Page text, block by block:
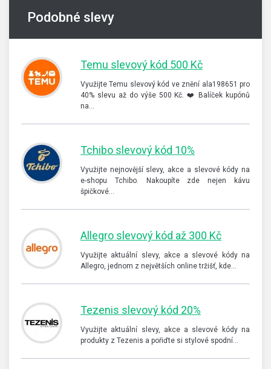
Podobné slevy
Temu slevový kód 500 Kč
Využijte Temu slevový kód ve znění ala198651 pro
40% slevu až do výše 500 Kč. ❤️ Balíček kupónů
na…
Tchibo slevový kód 10%
Využijte nejnovější slevy, akce a slevové kódy na
e-shopu Tchibo. Nakoupíte zde nejen kávu
špičkové…
Allegro slevový kód až 300 Kč
Využijte aktuální slevy, akce a slevové kódy na
Allegro, jednom z největších online tržišť, kde…
Tezenis slevový kód 20%
Využijte aktuální slevy, akce a slevové kódy na
produkty z Tezenis a pořiďte si stylové spodní…